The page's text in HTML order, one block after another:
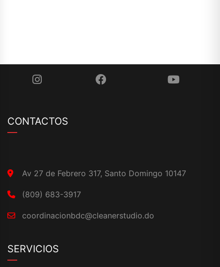
CONTACTOS
Av 27 de Febrero 317, Santo Domingo 10147
(809) 683-3917
coordinacionbdc@cleanerstudio.do
SERVICIOS